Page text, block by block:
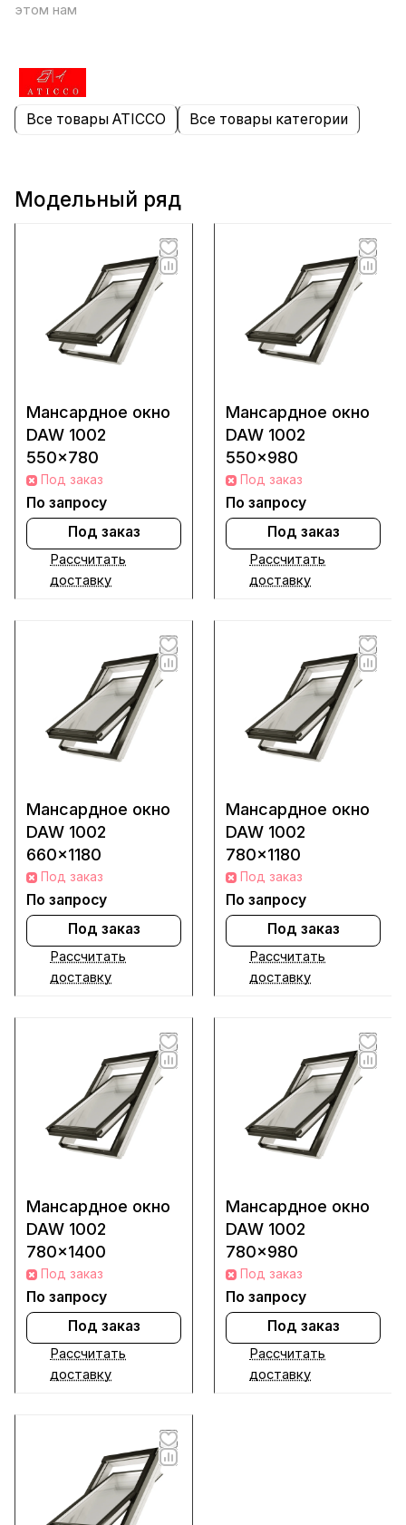
этом нам
Все товары ATICCO Все товары категории
Модельный ряд
Мансардное окно
DAW 1002
550x780
Под заказ
По запросу
Под заказ
Рассчитать
доставку
Мансардное окно
DAW 1002
550x980
Под заказ
По запросу
Под заказ
Рассчитать
доставку
Мансардное окно
DAW 1002
660x1180
Под заказ
По запросу
Под заказ
Рассчитать
доставку
Мансардное окно
DAW 1002
780x1180
Под заказ
По запросу
Под заказ
Рассчитать
доставку
Мансардное окно
DAW 1002
780x1400
Под заказ
По запросу
Под заказ
Рассчитать
доставку
Мансардное окно
DAW 1002
780x980
Под заказ
По запросу
Под заказ
Рассчитать
доставку